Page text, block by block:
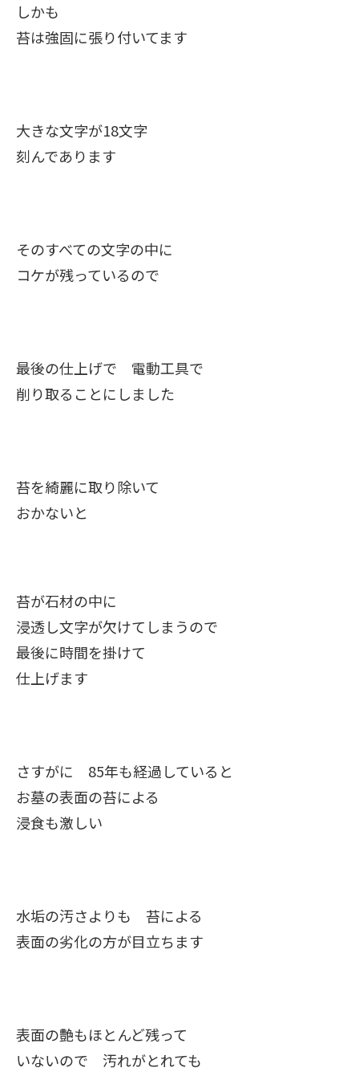
しかも
苔は強固に張り付いてます
大きな文字が18文字
刻んであります
そのすべての文字の中に
コケが残っているので
最後の仕上げで 電動工具で
削り取ることにしました
苔を綺麗に取り除いて
おかないと
苔が石材の中に
浸透し文字が欠けてしまうので
最後に時間を掛けて
仕上げます
さすがに 85年も経過していると
お墓の表面の苔による
浸食も激しい
水垢の汚さよりも 苔による
表面の劣化の方が目立ちます
表面の艶もほとんど残って
いないので 汚れがとれても